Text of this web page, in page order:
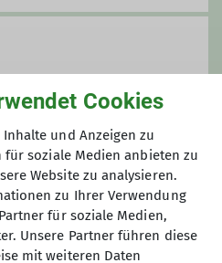
51
und
Sektion eine
Frauen und
haben am
Cookies
und Anzeigen zu
soziale Medien anbieten zu
Website zu analysieren.
zu Ihrer Verwendung
für soziale Medien,
Unsere Partner führen diese
mit weiteren Daten